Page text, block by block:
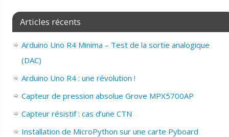
Articles récents
Arduino Uno R4 Minima – Test de la sortie analogique
(DAC)
Arduino Uno R4 : une révolution !
Capteur de pression absolue Grove MPX5700AP
Capteur résistif : cas d’une CTN
Installation de MicroPython sur une carte Pyboard